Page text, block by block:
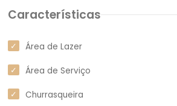
Características
Área de Lazer
Área de Serviço
Churrasqueira